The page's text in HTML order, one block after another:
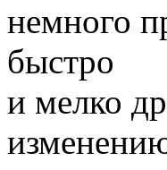
немного
быстро
и мелко